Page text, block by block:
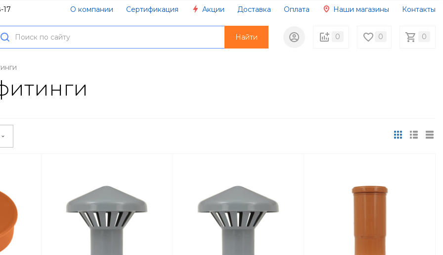
17 О компании Сертификация Акции Доставка Оплата Наши магазины
Контакты
0 0 0
Найти